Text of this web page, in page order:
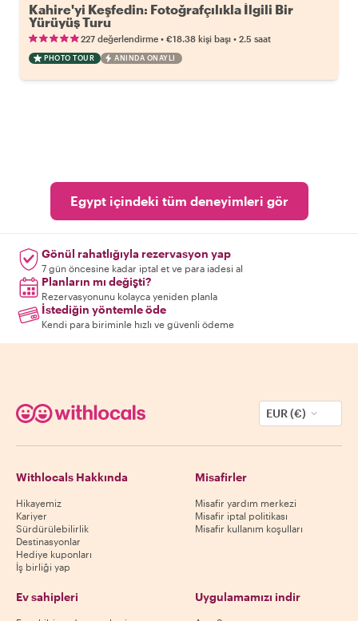
Kahire'yi Keşfedin: Fotoğrafçılıkla İlgili Bir
Yürüyüş Turu
227 değerlendirme • €18.38 kişi başı • 2.5 saat
PHOTO TOUR ANINDA ONAYLI
Egypt içindeki tüm deneyimleri gör
Gönül rahatlığıyla rezervasyon yap
7 gün öncesine kadar iptal et ve para iadesi al
Planların mı değişti?
Rezervasyonunu kolayca yeniden planla
İstediğin yöntemle öde
Kendi para biriminle hızlı ve güvenli ödeme
EUR (€)
Withlocals Hakkında
Hikayemiz
Kariyer
Sürdürülebilirlik
Destinasyonlar
Hediye kuponları
İş birliği yap
Misafirler
Misafir yardım merkezi
Misafir iptal politikası
Misafir kullanım koşulları
Ev sahipleri Uygulamamızı indir